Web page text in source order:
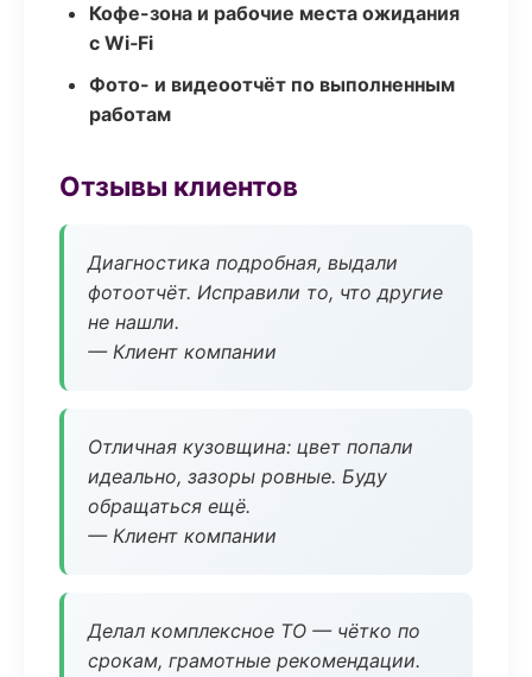
Кофе-зона и рабочие места ожидания
с Wi‑Fi
Фото- и видеоотчёт по выполненным
работам
Отзывы клиентов
Диагностика подробная, выдали
фотоотчёт. Исправили то, что другие
не нашли.
— Клиент компании
Отличная кузовщина: цвет попали
идеально, зазоры ровные. Буду
обращаться ещё.
— Клиент компании
Делал комплексное ТО — чётко по
срокам, грамотные рекомендации.